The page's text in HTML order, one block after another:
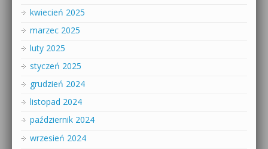
kwiecień 2025
marzec 2025
luty 2025
styczeń 2025
grudzień 2024
listopad 2024
październik 2024
wrzesień 2024